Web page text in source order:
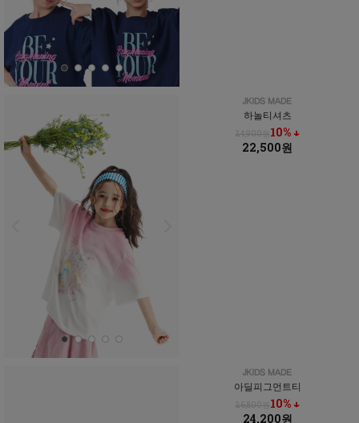
하놀티셔츠
24,900원10% ↓
22,500원
아딜피그먼트티
26,800원 10% ↓
24,200원